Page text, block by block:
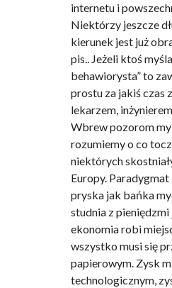
internetu i
Niektórzy jeszcze
kierunek jest już
pis.. Jeżeli ktoś
behawiorysta” to
prostu za jakiś czas
lekarzem,
Wbrew pozorom
rozumiemy o co
niektórych
Europy.
pryska jak bańka
studnia z pieniędzmi
ekonomia robi
wszystko musi się
papierowym. Zysk
technologicznym,